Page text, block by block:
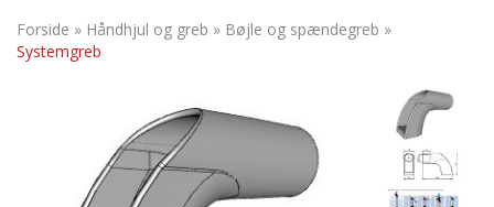
Forside » Håndhjul og greb » Bøjle og spændegreb »
Systemgreb